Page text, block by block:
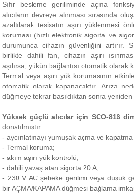
Sıfır besleme geriliminde açma
alıcıların devreye alınması sırasında
azaltılarak tesisatın aşırı yüklenmesi
koruması (hızlı elektronik sigorta ve
durumunda cihazın güvenliğini artırır.
birlikte dahili fan, cihazın aşırı
aşılırsa, yükün bağlantısı otomatik olarak
Termal veya aşırı yük korumasının
otomatik olarak kapanacaktır. Arıza
düğmeye tekrar basıldıktan sonra
Yüksek güçlü alıcılar için SCO-816
donatılmıştır:
- aydınlatmayı yumuşak açma ve kapatma
- Termal koruma;
- akım aşırı yük kontrolü;
- dahili yavaş atan sigorta 20 A;
- 230 V AC şebeke gerilimi veya düşük
bir AÇMA/KAPAMA düğmesi bağlama